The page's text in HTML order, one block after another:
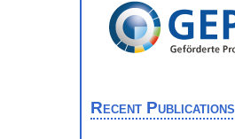
Recent Publications